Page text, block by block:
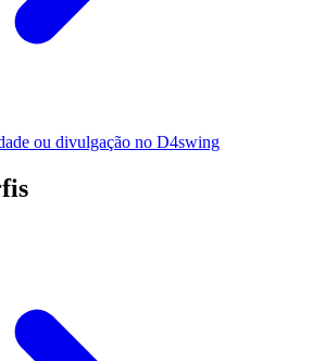
ou divulgação no D4swing